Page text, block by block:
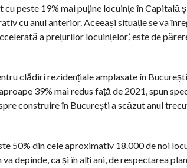
peste 19% mai puține locuințe în Capitală
cu anul anterior. Aceeași situație se va
a prețurilor locuințelor’, este de
clădiri rezidențiale amplasate în
39% mai redus față de 2021, spun
construire în București a scăzut anul
50% din cele aproximativ 18.000 de noi
depinde, ca și în alți ani, de respectarea